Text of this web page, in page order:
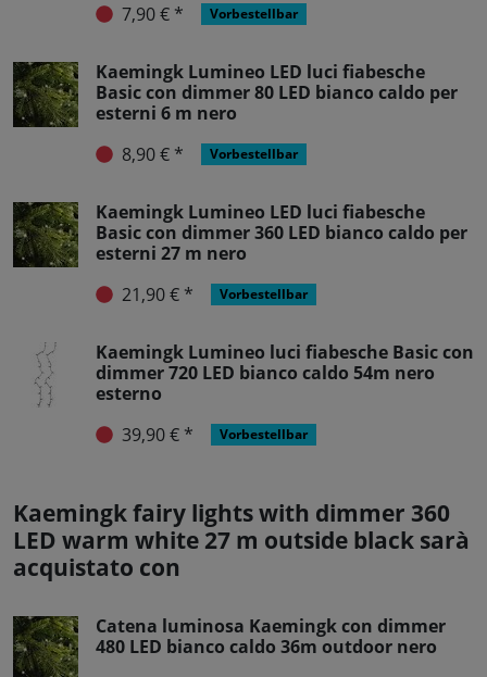
7,90 € *
Vorbestellbar
Kaemingk Lumineo LED luci fiabesche
Basic con dimmer 80 LED bianco caldo per
esterni 6 m nero
8,90 € *
Vorbestellbar
Kaemingk Lumineo LED luci fiabesche
Basic con dimmer 360 LED bianco caldo per
esterni 27 m nero
21,90 € *
Vorbestellbar
Kaemingk Lumineo luci fiabesche Basic con
dimmer 720 LED bianco caldo 54m nero
esterno
39,90 € *
Vorbestellbar
Kaemingk fairy lights with dimmer 360
LED warm white 27 m outside black sarà
acquistato con
Catena luminosa Kaemingk con dimmer
480 LED bianco caldo 36m outdoor nero